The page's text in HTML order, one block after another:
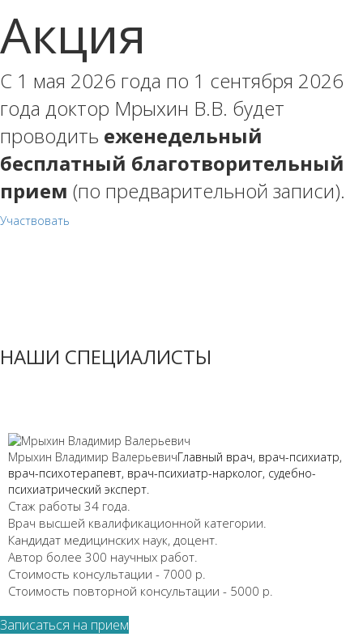
Акция
С 1 мая 2026 года по 1 сентября 2026
года доктор Мрыхин В.В. будет
проводить еженедельный
бесплатный благотворительный
прием (по предварительной записи).
Участвовать
НАШИ СПЕЦИАЛИСТЫ
Мрыхин Владимир ВалерьевичГлавный врач, врач-психиатр,
врач-психотерапевт, врач-психиатр-нарколог, судебно-
психиатрический эксперт.
Стаж работы 34 года.
Врач высшей квалификационной категории.
Кандидат медицинских наук, доцент.
Автор более 300 научных работ.
Стоимость консультации - 7000 р.
Стоимость повторной консультации - 5000 р.
Записаться на прием